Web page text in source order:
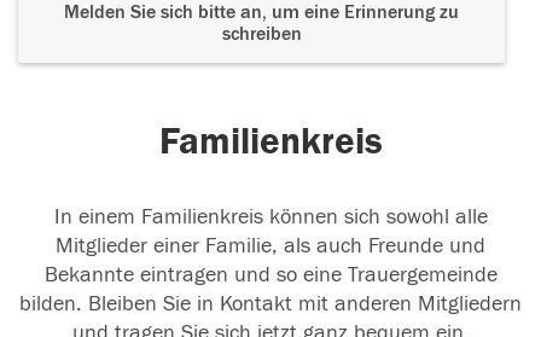
Melden Sie sich bitte an, um eine Erinnerung zu
schreiben
Familienkreis
In einem Familienkreis können sich sowohl alle
Mitglieder einer Familie, als auch Freunde und
Bekannte eintragen und so eine Trauergemeinde
bilden. Bleiben Sie in Kontakt mit anderen Mitgliedern